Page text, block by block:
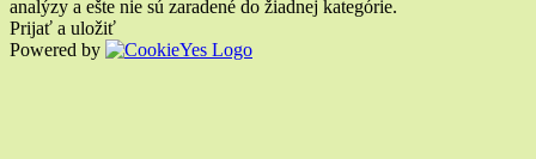
analýzy a ešte nie sú zaradené do žiadnej kategórie.
Prijať a uložiť
Powered by